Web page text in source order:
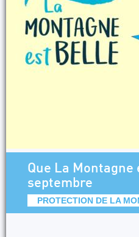
Que La
septembre
PROTECTION DE LA